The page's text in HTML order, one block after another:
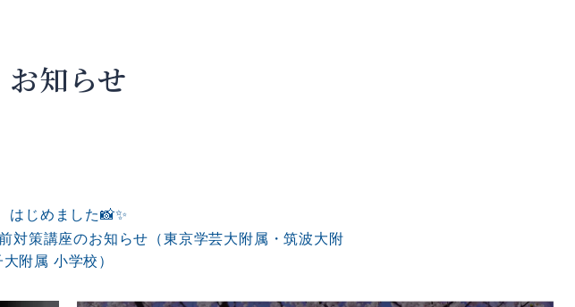
お知らせ
はじめました📸✨
対策講座のお知らせ（東京学芸大附属・筑波大附
附属 小学校）